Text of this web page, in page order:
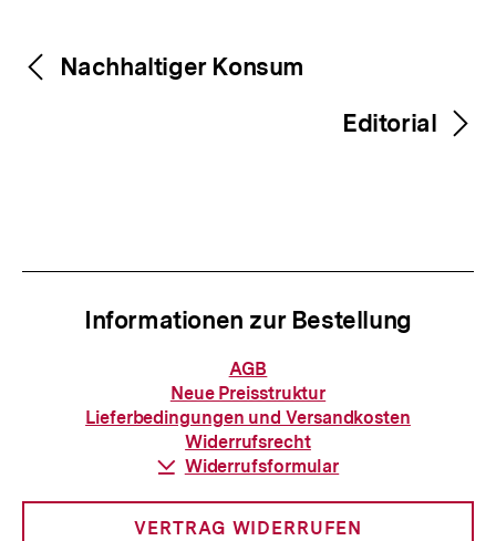
Inhaltsnavigation
Inhaltsnavigation
Nachhaltiger Konsum
Editorial
Informationen zur Bestellung
Informationen
zur
Bestellung
AGB
Neue Preisstruktur
Lieferbedingungen und Versandkosten
Widerrufsrecht
Download-
Widerrufsformular
VERTRAG WIDERRUFEN